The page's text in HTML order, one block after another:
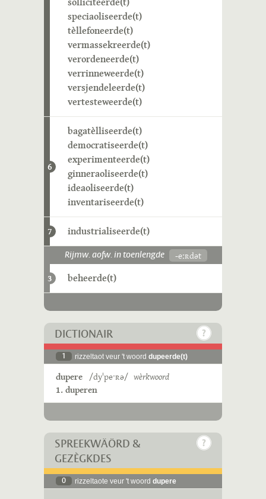
speciaoliseerde(t)
tèllefoneerde(t)
vermassekreerde(t)
verordeneerde(t)
verrinneweerde(t)
versjendeleerde(t)
vertesteweerde(t)
6
bagatèlliseerde(t)
democratiseerde(t)
experimenteerde(t)
ginneraoliseerde(t)
ideaoliseerde(t)
inventariseerde(t)
7 industrialiseerde(t)
Rijmw. aofw. in toenlengde -eːʀdət
3 beheerde(t)
DICTIONAIR
1 rizzeltaot veur 't woord dupeerde(t)
dupere /dyˈpeˑʀə/ wèrkwoord
1. duperen
SPREEKWÄÖRD &
GEZÈGKDES
0 rizzeltaote veur 't woord dupere